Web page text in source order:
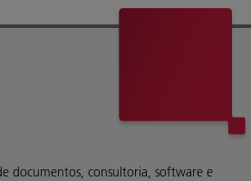
documentos, consultoria, software e